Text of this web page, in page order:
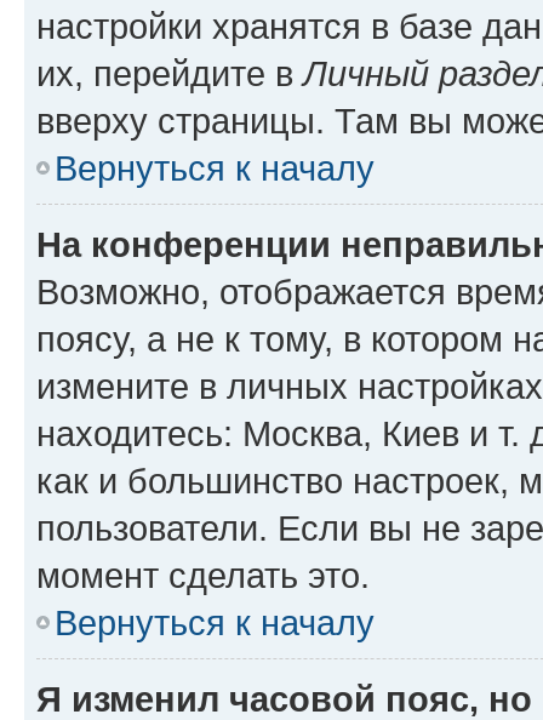
настройки хранятся в базе
их, перейдите вЛичный
вверху страницы. Там вы
Вернуться к началу
На конференции
Возможно, отображается
поясу, а не к тому, в котором
измените в личных
находитесь: Москва, Киев и т.
как и большинство настроек,
пользователи. Если вы не
момент сделать это.
Вернуться к началу
Я изменил часовой пояс,